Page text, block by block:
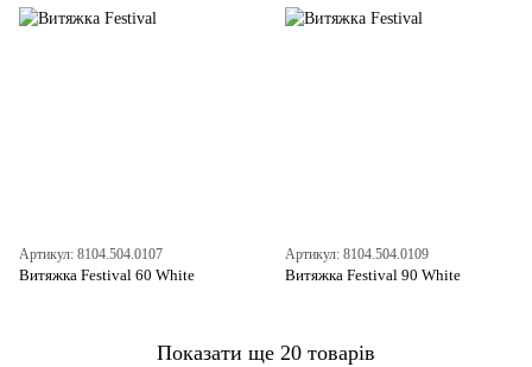
Артикул: 8104.504.0107
Витяжка Festival 60 White
Артикул: 8104.504.0109
Витяжка Festival 90 White
Показати ще 20 товарів